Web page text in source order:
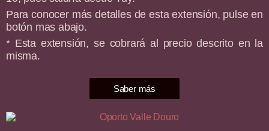
Para conocer más detalles de esta extensión, pulse en
botón mas abajo.
* Esta extensión, se cobrará al precio descrito en la
misma.
Saber más